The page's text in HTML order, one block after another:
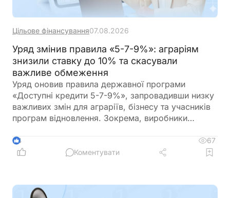
Цільове фінансування07.08.2026
Уряд змінив правила «5-7-9%»: аграріям
знизили ставку до 10% та скасували
важливе обмеження
Уряд оновив правила державної програми
«Доступні кредити 5-7-9%», запровадивши низку
важливих змін для аграріїв, бізнесу та учасників
програм відновлення. Зокрема, виробники
більше можливостей для фінансування
оборотного капіталу за нижчою ставкою, а з 1
4
67
Коментувати